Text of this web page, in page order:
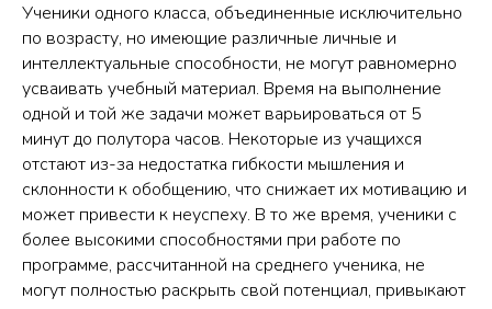
Ученики одного класса, объединенные исключительно
по возрасту, но имеющие различные личные и
интеллектуальные способности, не могут равномерно
усваивать учебный материал. Время на выполнение
одной и той же задачи может варьироваться от 5
минут до полутора часов. Некоторые из учащихся
отстают из-за недостатка гибкости мышления и
склонности к обобщению, что снижает их мотивацию и
может привести к неуспеху. В то же время, ученики с
более высокими способностями при работе по
программе, рассчитанной на среднего ученика, не
могут полностью раскрыть свой потенциал, привыкают